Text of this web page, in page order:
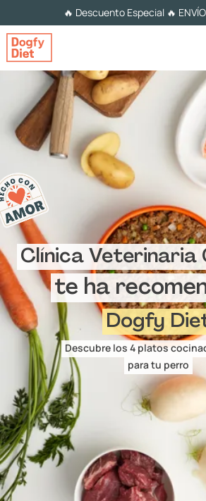
🔥 Descuento Especial 🔥 ENVÍO
Clínica Veterinaria
te ha
Dogfy
Descubre los 4 platos
para tu perro